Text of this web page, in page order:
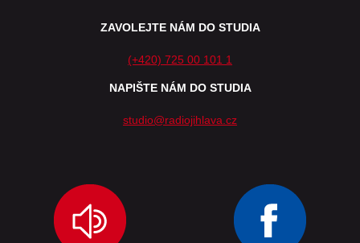
ZAVOLEJTE NÁM DO STUDIA
(+420) 725 00 101 1
NAPIŠTE NÁM DO STUDIA
studio@radiojihlava.cz